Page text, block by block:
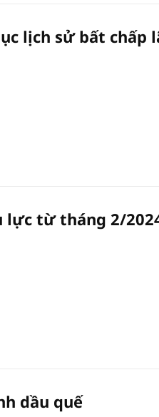
lịch sử bất chấp
lực từ tháng 2/
dầu quế